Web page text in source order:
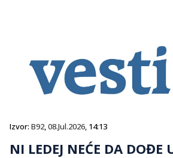
Izvor: B92,08.Jul.2026, 14:13
NI LEDEJ NEĆE DA DOĐE